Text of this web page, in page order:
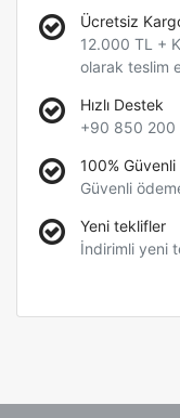
Ücretsiz
12.000 TL +
olarak teslim
Hızlı Destek
+90 850 200
100% Güvenli
Güvenli
Yeni teklifler
İndirimli yeni